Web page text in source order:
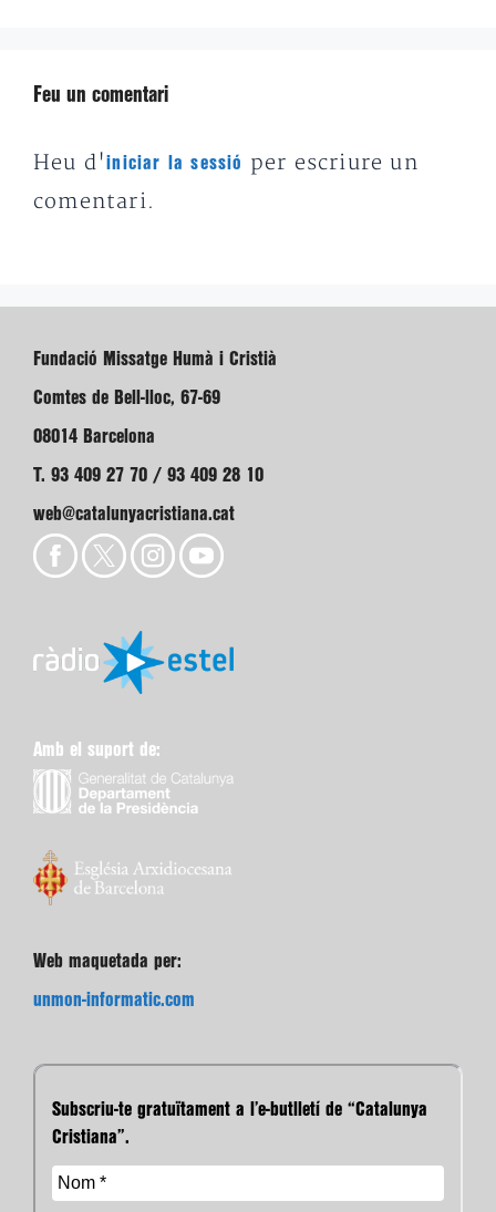
Feu un comentari
Heu d'iniciar la sessió
per escriure un
comentari.
Fundació Missatge Humà i Cristià
Comtes de Bell-lloc, 67-69
08014 Barcelona
T. 93 409 27 70 / 93 409 28 10
web@catalunyacristiana.cat
Amb el suport de:
Web maquetada per:
unmon-informatic.com
Subscriu-te gratuïtament a l’e-butlletí de “Catalunya
Cristiana”.